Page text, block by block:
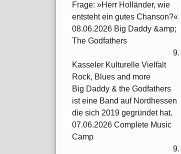
Frage: »Herr Holländer, wie
entsteht ein gutes Chanson?«
08.06.2026 Big Daddy &amp;
The Godfathers
9.
Kasseler Kulturelle Vielfalt
Rock, Blues and more
Big Daddy & the Godfathers
ist eine Band auf Nordhessen
die sich 2019 gegründet hat.
07.06.2026 Complete Music
Camp
9.